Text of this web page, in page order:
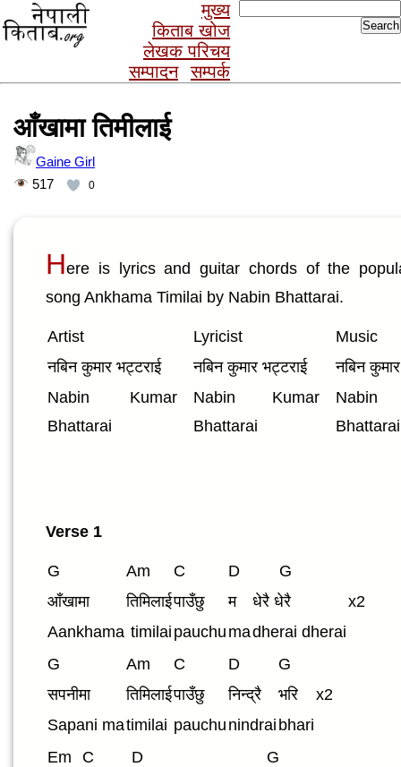
मुख्य
किताब खोज
लेखक परिचय
सम्पादन
सम्पर्क
for:
आँखामा तिमीलाई
Gaine Girl
517
0
Here is lyrics and guitar chords of the
song Ankhama Timilai by Nabin Bhattarai.
Artist Lyricist
Music
नबिन कुमार भट्टराई
नबिन कुमार भट्टराई
नबिन
Nabin Kumar
Bhattarai
Nabin Kumar
Bhattarai
Nabin
Bhattarai
Verse 1
G Am C D
G
आँखामा
तिमिलाईपाउँछु म धेरै धेरै
x2
Aankhama timilai pauchu madherai dherai
G
Am C D
G
सपनीमा
तिमिलाईपाउँछु निन्द्रै भरि
x2
Sapani matimilai pauchu nindrai bhari
Em
C D
G